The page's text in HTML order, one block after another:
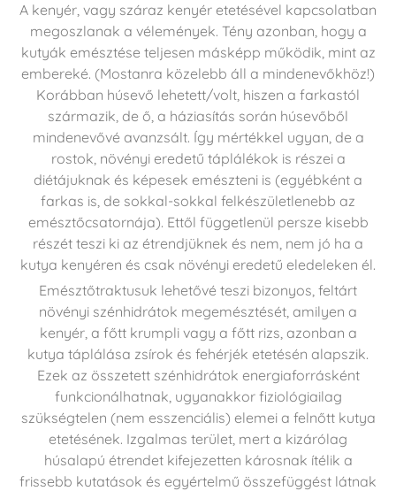
A kenyér, vagy száraz kenyér etetésével kapcsolatban
megoszlanak a vélemények. Tény azonban, hogy a
kutyák emésztése teljesen másképp működik, mint az
embereké. (Mostanra közelebb áll a mindenevőkhöz!)
Korábban húsevő lehetett/volt, hiszen a farkastól
származik, de ő, a háziasítás során húsevőből
mindenevővé avanzsált. Így mértékkel ugyan, de a
rostok, növényi eredetű táplálékok is részei a
diétájuknak és képesek emészteni is (egyébként a
farkas is, de sokkal-sokkal felkészületlenebb az
emésztőcsatornája). Ettől függetlenül persze kisebb
részét teszi ki az étrendjüknek és nem, nem jó ha a
kutya kenyéren és csak növényi eredetű eledeleken él.
Emésztőtraktusuk lehetővé teszi bizonyos, feltárt
növényi szénhidrátok megemésztését, amilyen a
kenyér, a főtt krumpli vagy a főtt rizs, azonban a
kutya táplálása zsírok és fehérjék etetésén alapszik.
Ezek az összetett szénhidrátok energiaforrásként
funkcionálhatnak, ugyanakkor fiziológiailag
szükségtelen (nem esszenciális) elemei a felnőtt kutya
etetésének. Izgalmas terület, mert a kizárólag
húsalapú étrendet kifejezetten károsnak ítélik a
frissebb kutatások és egyértelmű összefüggést látnak